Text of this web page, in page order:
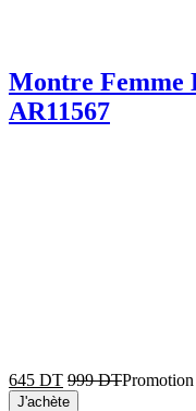
Montre Femme
AR11567
645 DT 999DTPromotion
J'achète